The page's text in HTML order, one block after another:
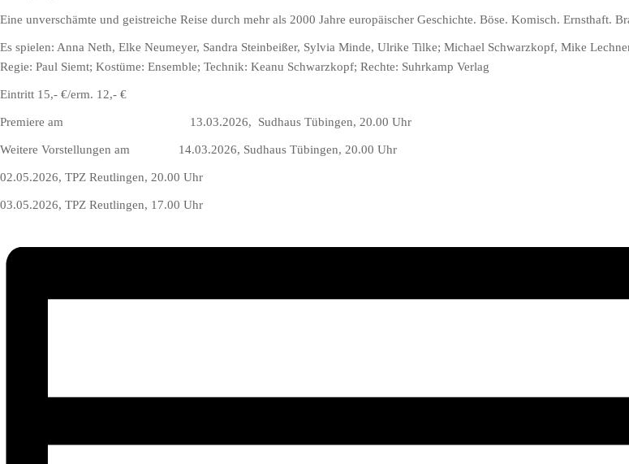
Eine unverschämte und geistreiche Reise durch mehr als 2000 Jahre europäischer Geschichte. Böse. Komisch. Ernsthaft.
Es spielen: Anna Neth, Elke Neumeyer, Sandra Steinbeißer, Sylvia Minde, Ulrike Tilke; Michael Schwarzkopf, Mike
Regie: Paul Siemt; Kostüme: Ensemble; Technik: Keanu Schwarzkopf; Rechte: Suhrkamp Verlag
Eintritt 15,- €/erm. 12,- €
Premiere am 13.03.2026, Sudhaus Tübingen, 20.00 Uhr
Weitere Vorstellungen am 14.03.2026, Sudhaus Tübingen, 20.00 Uhr
02.05.2026, TPZ Reutlingen, 20.00 Uhr
03.05.2026, TPZ Reutlingen, 17.00 Uhr